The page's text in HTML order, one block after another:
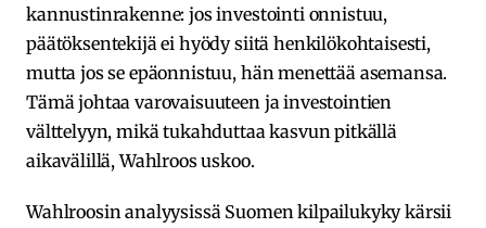
kannustinrakenne: jos investointi onnistuu,
päätöksentekijä ei hyödy siitä henkilökohtaisesti,
mutta jos se epäonnistuu, hän menettää asemansa.
Tämä johtaa varovaisuuteen ja investointien
välttelyyn, mikä tukahduttaa kasvun pitkällä
aikavälillä, Wahlroos uskoo.
Wahlroosin analyysissä Suomen kilpailukyky kärsii